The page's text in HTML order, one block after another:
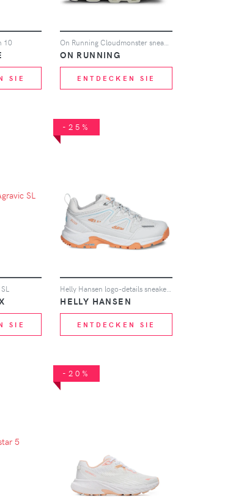
10
SIE
ON RUNNING
ENTDECKEN SIE
SIE
-25%
HELLY HANSEN
ENTDECKEN SIE
-20%